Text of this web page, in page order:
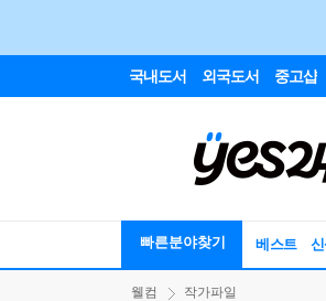
국내도서 외국도서 중고샵
빠른분야찾기 베스트
웰컴 작가파일